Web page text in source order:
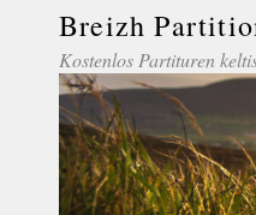
Breizh
Kostenlos Partituren